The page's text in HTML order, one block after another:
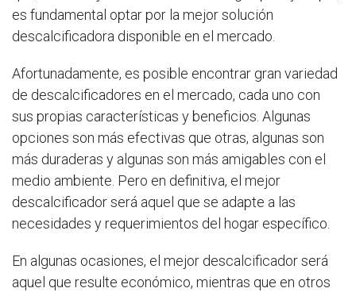
es fundamental optar por la mejor solución
descalcificadora disponible en el mercado.
Afortunadamente, es posible encontrar gran variedad
de descalcificadores en el mercado, cada uno con
sus propias características y beneficios. Algunas
opciones son más efectivas que otras, algunas son
más duraderas y algunas son más amigables con el
medio ambiente. Pero en definitiva, el mejor
descalcificador será aquel que se adapte a las
necesidades y requerimientos del hogar específico.
En algunas ocasiones, el mejor descalcificador será
aquel que resulte económico, mientras que en otros